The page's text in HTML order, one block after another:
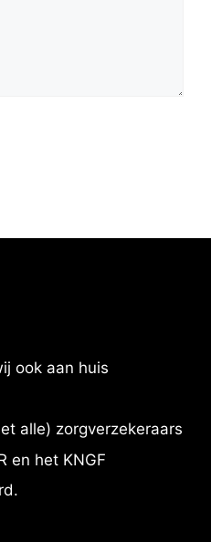
ook aan huis
alle) zorgverzekeraars
en het KNGF